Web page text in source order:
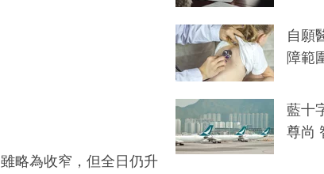
略為收窄，但全日仍升
自願
障範
藍十
尊尚